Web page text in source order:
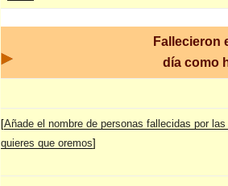
Fallecieron
día como
[Añade el nombre de personas fallecidas por las
quieres que oremos]